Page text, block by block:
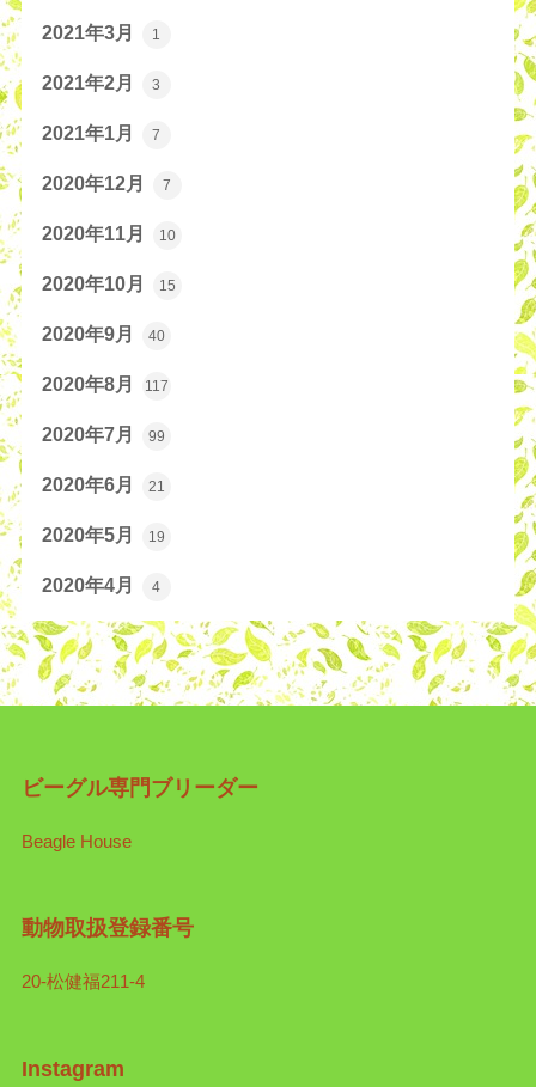
2021年3月 1
2021年2月 3
2021年1月 7
2020年12月 7
2020年11月 10
2020年10月 15
2020年9月 40
2020年8月 117
2020年7月 99
2020年6月 21
2020年5月 19
2020年4月 4
ビーグル専門ブリーダー
Beagle House
動物取扱登録番号
20-松健福211-4
Instagram